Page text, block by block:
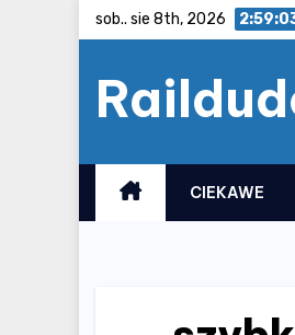
sob.. sie 8th, 2026
CIEKAWE